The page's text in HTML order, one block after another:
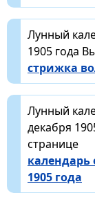
Лунный
1905 года
стрижка
Лунный
декабря
странице
календарь
1905 года